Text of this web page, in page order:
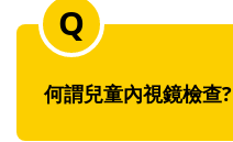
何謂兒童內視鏡檢查?